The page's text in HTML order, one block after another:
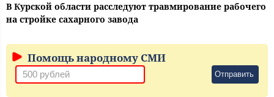
В Курской области расследуют травмирование рабочего
на стройке сахарного завода
Помощь народному СМИ
Отправить